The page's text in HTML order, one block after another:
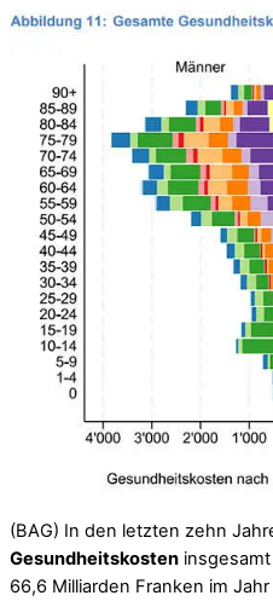
(BAG) In den letzten zehn
Gesundheitskosten
66,6 Milliarden Franken im